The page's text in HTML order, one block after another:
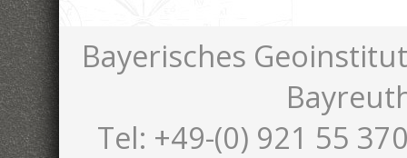
Bayerisches
Tel: +49-(0) 921 55